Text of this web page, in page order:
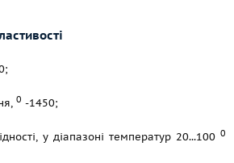
0 -1450;
у діапазоні температур 20...100 0